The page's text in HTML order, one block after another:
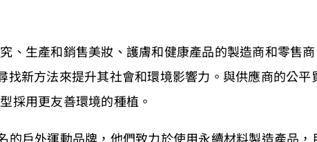
、生產和銷售美妝、護膚和健康產品的製造商和零售
找新方法來提升其社會和環境影響力。與供應商的公平
採用更友善環境的種植。
的戶外運動品牌，他們致力於使用永續材料製造產品，